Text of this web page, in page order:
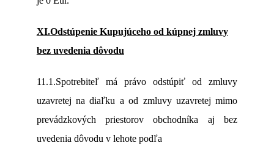
XI.Odstúpenie Kupujúceho od kúpnej zmluvy
bez uvedenia dôvodu
11.1.Spotrebiteľ má právo odstúpiť od zmluvy
uzavretej na diaľku a od zmluvy uzavretej mimo
prevádzkových priestorov obchodníka aj bez
uvedenia dôvodu v lehote podľa